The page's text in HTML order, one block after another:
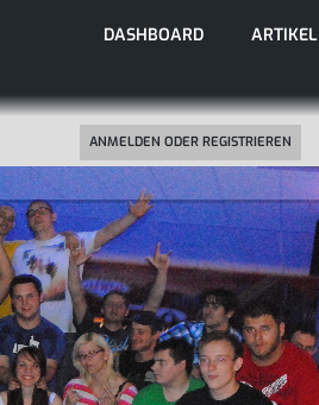
DASHBOARD ARTIKEL
ANMELDEN ODER REGISTRIEREN